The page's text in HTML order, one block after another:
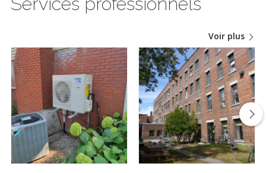
Voir plus